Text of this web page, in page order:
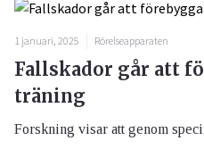
1 januari, 2025 Rörelseapparaten
Fallskador går att
träning